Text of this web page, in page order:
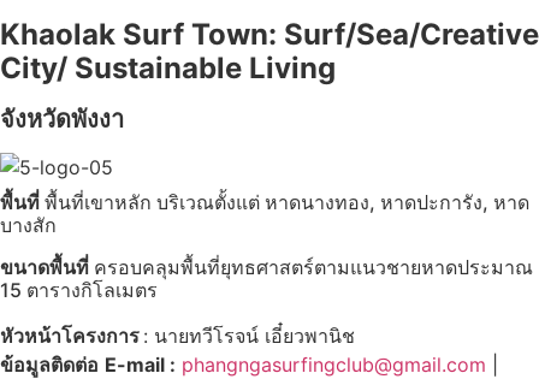
Khaolak Surf Town: Surf/Sea/Creative
City/ Sustainable Living
จังหวัดพังงา
พื้นที่ พื้นที่เขาหลัก บริเวณตั้งแต่ หาดนางทอง, หาดปะการัง, หาด
บางสัก
ขนาดพื้นที่ ครอบคลุมพื้นที่ยุทธศาสตร์ตามแนวชายหาดประมาณ
15 ตารางกิโลเมตร
หัวหน้าโครงการ : นายทวีโรจน์ เอี๋ยวพานิช
ข้อมูลติดต่อ E-mail : phangngasurfingclub@gmail.com